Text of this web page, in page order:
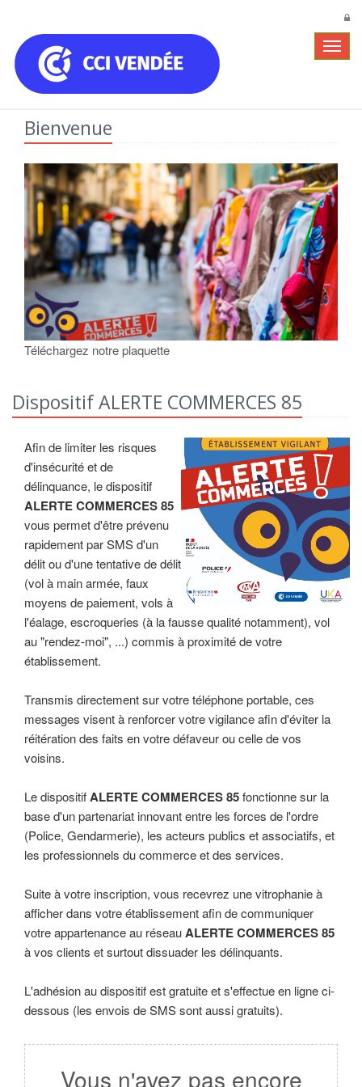
Bienvenue
Téléchargez notre plaquette
Dispositif ALERTE COMMERCES 85
Afin de limiter les risques
d'insécurité et de
délinquance, le dispositif
ALERTE COMMERCES 85
vous permet d'être prévenu
rapidement par SMS d'un
délit ou d'une tentative de délit
(vol à main armée, faux
moyens de paiement, vols à
l'éalage, escroqueries (à la fausse qualité notamment), vol
au "rendez-moi", ...) commis à proximité de votre
établissement.
Transmis directement sur votre téléphone portable, ces
messages visent à renforcer votre vigilance afin d'éviter la
réitération des faits en votre défaveur ou celle de vos
voisins.
Le dispositifALERTE COMMERCES 85fonctionne sur la
base d'un partenariat innovant entre les forces de l'ordre
(Police, Gendarmerie), les acteurs publics et associatifs, et
les professionnels du commerce et des services.
Suite à votre inscription, vous recevrez une vitrophanie à
afficher dans votre établissement afin de communiquer
votre appartenance au réseauALERTE COMMERCES 85
à vos clients et surtout dissuader les délinquants.
L'adhésion au dispositif est gratuite et s'effectue en ligne ci-
dessous (les envois de SMS sont aussi gratuits).
Vous n'avez pas encore